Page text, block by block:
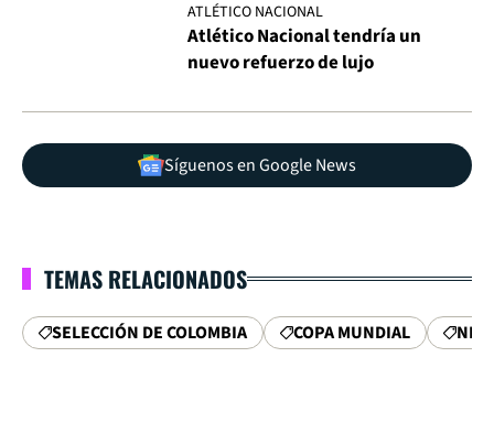
ATLÉTICO NACIONAL
Atlético Nacional tendría un
nuevo refuerzo de lujo
Síguenos en Google News
TEMAS RELACIONADOS
SELECCIÓN DE COLOMBIA COPA MUNDIAL